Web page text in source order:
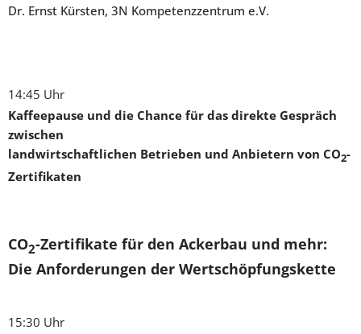
Dr. Ernst Kürsten, 3N Kompetenzzentrum e.V.
14:45 Uhr
Kaffeepause und die Chance für das direkte Gespräch
zwischen
landwirtschaftlichen Betrieben und Anbietern von CO2-
Zertifikaten
CO2-Zertifikate für den Ackerbau und mehr:
Die Anforderungen der Wertschöpfungskette
15:30 Uhr